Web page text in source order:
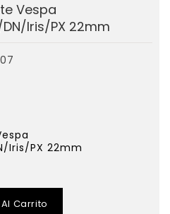
Vespa
DN/Iris/PX 22mm
Iris/PX 22mm
Carrito